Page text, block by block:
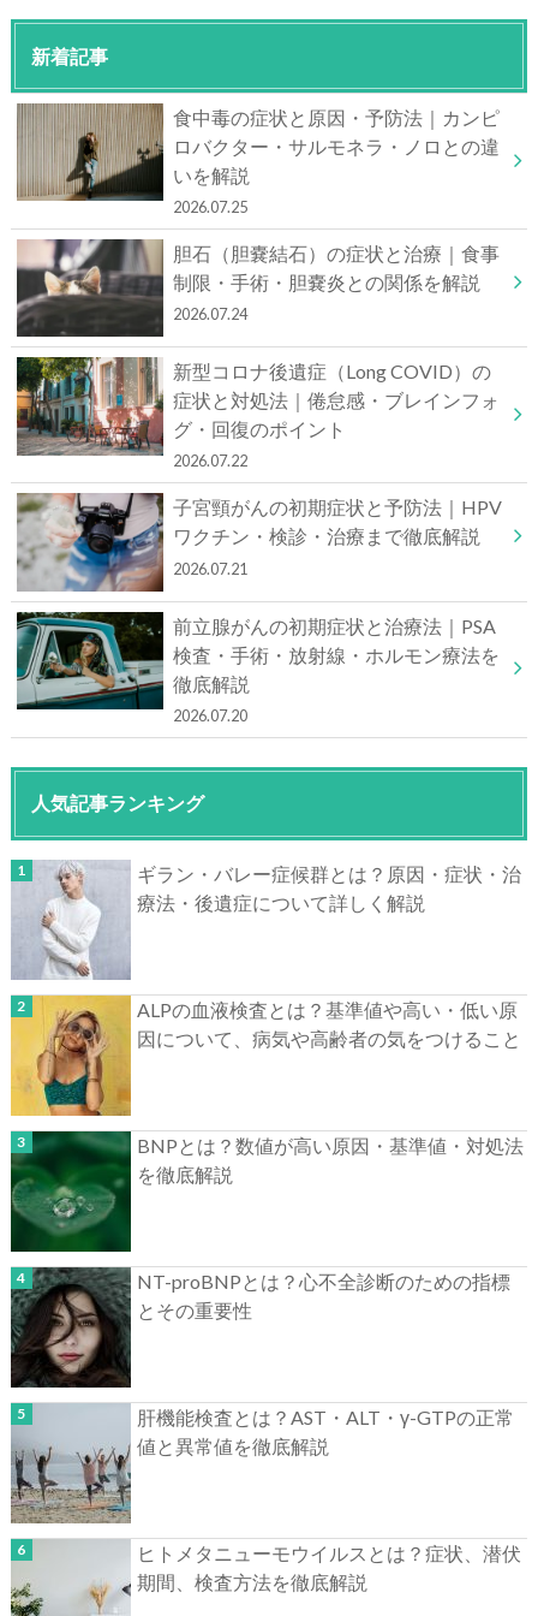
新着記事
食中毒の症状と原因・予防法｜カンピ
ロバクター・サルモネラ・ノロとの違
いを解説
2026.07.25
胆石（胆嚢結石）の症状と治療｜食事
制限・手術・胆嚢炎との関係を解説
2026.07.24
新型コロナ後遺症（Long COVID）の
症状と対処法｜倦怠感・ブレインフォ
グ・回復のポイント
2026.07.22
子宮頸がんの初期症状と予防法｜HPV
ワクチン・検診・治療まで徹底解説
2026.07.21
前立腺がんの初期症状と治療法｜PSA
検査・手術・放射線・ホルモン療法を
徹底解説
2026.07.20
人気記事ランキング
ギラン・バレー症候群とは？原因・症状・治
療法・後遺症について詳しく解説
ALPの血液検査とは？基準値や高い・低い原
因について、病気や高齢者の気をつけること
BNPとは？数値が高い原因・基準値・対処法
を徹底解説
NT-proBNPとは？心不全診断のための指標
とその重要性
肝機能検査とは？AST・ALT・γ-GTPの正常
値と異常値を徹底解説
ヒトメタニューモウイルスとは？症状、潜伏
期間、検査方法を徹底解説